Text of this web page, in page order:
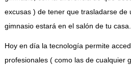
excusas ) de tener que trasladarse de
gimnasio estará en el salón de tu casa.
Hoy en día la tecnología permite
profesionales ( como las de cualquier